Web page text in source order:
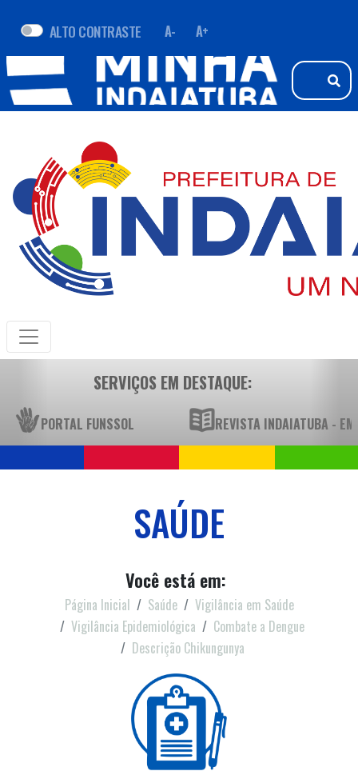
ALTO CONTRASTE A- A+
SERVIÇOS EM DESTAQUE:
PORTAL FUNSSOL REVISTA INDAIATUBA -
SAÚDE
Você está em:
Página Inicial Saúde
Vigilância em Saúde
Vigilância Epidemiológica
Combate a Dengue
Descrição Chikungunya